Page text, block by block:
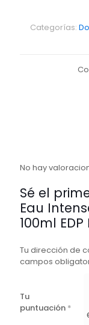
Dolce
Categorías:
No hay
Sé el
Eau
100ml
Tu dirección de
campos
Tu
puntuación *